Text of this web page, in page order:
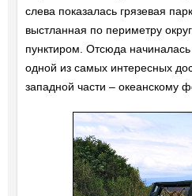
слева показалась грязевая
выстланная по периметру
пунктиром. Отсюда
одной из самых интересных
западной части – океанскому